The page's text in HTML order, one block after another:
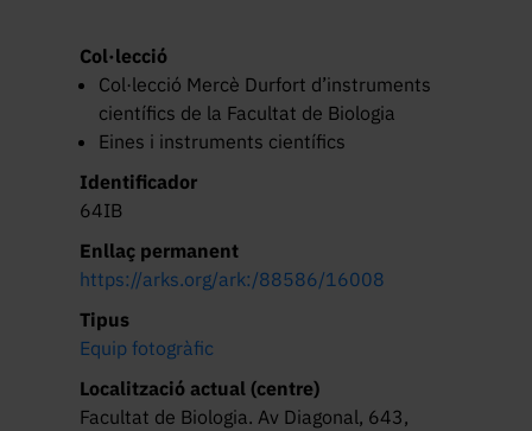
Col·lecció
Col·lecció Mercè Durfort d’instruments
científics de la Facultat de Biologia
Eines i instruments científics
Identificador
64IB
Enllaç permanent
https://arks.org/ark:/88586/16008
Tipus
Equip fotogràfic
Localització actual (centre)
Facultat de Biologia. Av Diagonal, 643,